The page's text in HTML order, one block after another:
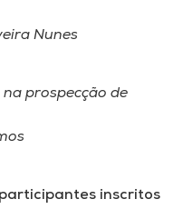
Nunes
na prospecção de
participantes inscritos